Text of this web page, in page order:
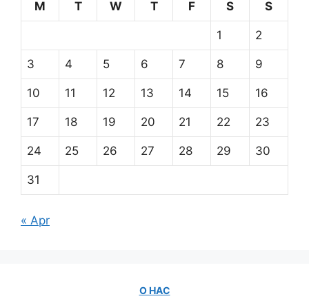
M
T W T F S S
1 2
3 4 5 6 7 8 9
10 11 12 13 14 15 16
17 18 19 20 21 22 23
24 25 26 27 28 29 30
31
« Apr
О НАС